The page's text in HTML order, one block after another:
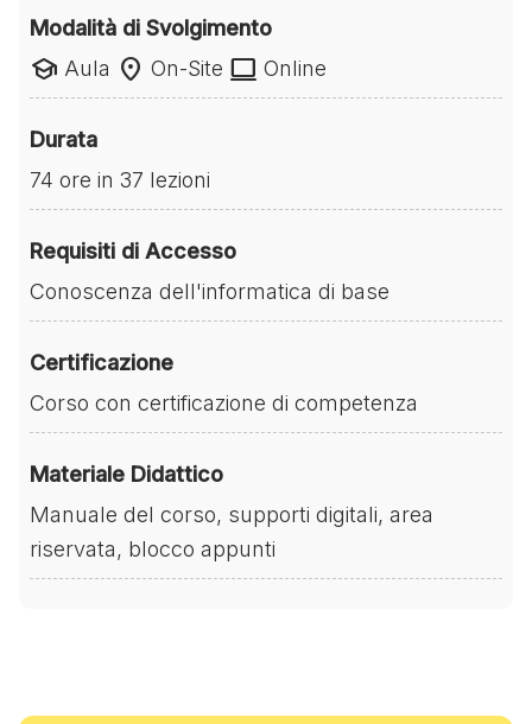
Modalità di Svolgimento
school Aula location_on On-Site laptop Online
Durata
74 ore in 37 lezioni
Requisiti di Accesso
Conoscenza dell'informatica di base
Certificazione
Corso con certificazione di competenza
Materiale Didattico
Manuale del corso, supporti digitali, area
riservata, blocco appunti